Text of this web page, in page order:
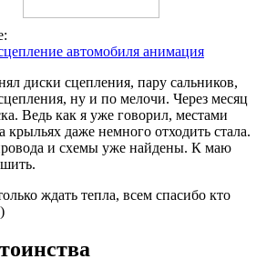
автомобиля анимация
диски сцепления, пару сальников,
ну и по мелочи. Через месяц
Ведь как я уже говорил, местами
крыльях даже немного отходить стала.
и схемы уже найдены. К маю
ждать тепла, всем спасибо кто